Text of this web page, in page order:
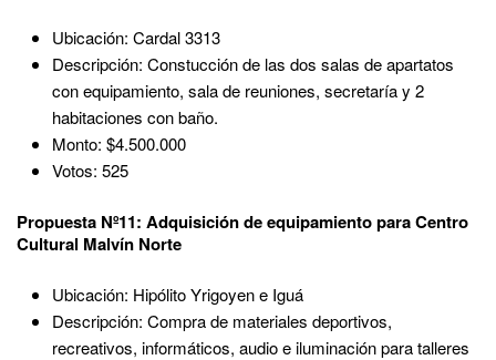
Ubicación: Cardal 3313
Descripción: Constucción de las dos salas de apartatos
con equipamiento, sala de reuniones, secretaría y 2
habitaciones con baño.
Monto: $4.500.000
Votos: 525
Propuesta Nº11: Adquisición de equipamiento para Centro
Cultural Malvín Norte
Ubicación: Hipólito Yrigoyen e Iguá
Descripción: Compra de materiales deportivos,
recreativos, informáticos, audio e iluminación para talleres